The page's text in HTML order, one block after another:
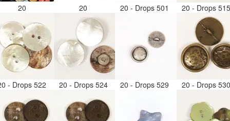
20 20 20 - Drops 501 20 - Drops
- Drops 522 20 - Drops 524 20 - Drops 529 20 - Drops